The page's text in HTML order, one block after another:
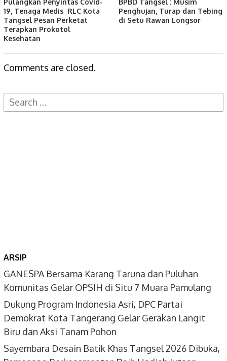
19, Tenaga Medis RLC Kota
Tangsel Pesan Perketat
Terapkan Prokotol
Kesehatan
Penghujan, Turap dan Tebing
di Setu Rawan Longsor
Comments are closed.
Search
for:
ARSIP
GANESPA Bersama Karang Taruna dan Puluhan
Komunitas Gelar OPSIH di Situ 7 Muara Pamulang
Dukung Program Indonesia Asri, DPC Partai
Demokrat Kota Tangerang Gelar Gerakan Langit
Biru dan Aksi Tanam Pohon
Sayembara Desain Batik Khas Tangsel 2026 Dibuka,